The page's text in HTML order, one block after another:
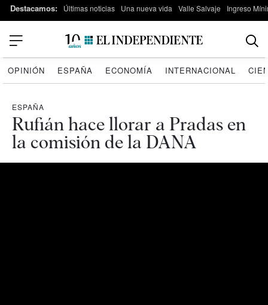
Destacamos: Últimas noticias Una nueva vida Valle Salvaje Ingreso
OPINIÓN ESPAÑA ECONOMÍA INTERNACIONAL
ESPAÑA
Rufián hace llorar a Pradas en
la comisión de la DANA